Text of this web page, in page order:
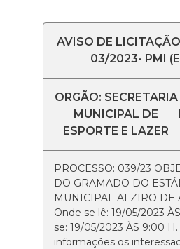
AVISO DE
03/2023- PMI
ORGÃO: SECRETARIA
MUNICIPAL DE
ESPORTE E LAZER
PROCESSO: 039/23
DO GRAMADO DO
MUNICIPAL ALZIRO DE
Onde se lê: 19/05/2023
se: 19/05/2023 ÀS 9:00
informações os